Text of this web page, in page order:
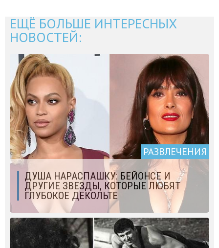
ЕЩЁ БОЛЬШЕ ИНТЕРЕСНЫХ
НОВОСТЕЙ:
РАЗВЛЕЧЕНИЯ
ДУША НАРАСПАШКУ: БЕЙОНСЕ И
ДРУГИЕ ЗВЕЗДЫ, КОТОРЫЕ ЛЮБЯТ
ГЛУБОКОЕ ДЕКОЛЬТЕ